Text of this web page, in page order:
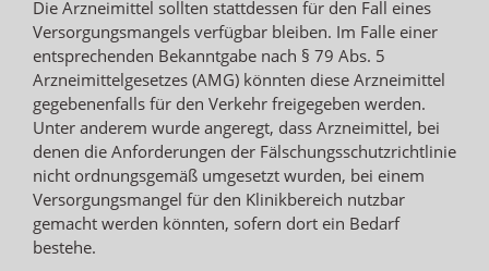
Die Arzneimittel sollten stattdessen für den Fall eines
Versorgungsmangels verfügbar bleiben. Im Falle einer
entsprechenden Bekanntgabe nach § 79 Abs. 5
Arzneimittelgesetzes (AMG) könnten diese Arzneimittel
gegebenenfalls für den Verkehr freigegeben werden.
Unter anderem wurde angeregt, dass Arzneimittel, bei
denen die Anforderungen der Fälschungsschutzrichtlinie
nicht ordnungsgemäß umgesetzt wurden, bei einem
Versorgungsmangel für den Klinikbereich nutzbar
gemacht werden könnten, sofern dort ein Bedarf
bestehe.